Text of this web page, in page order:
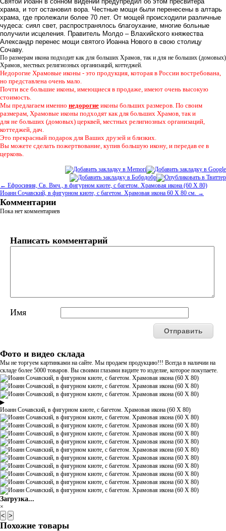
храма, и тот остановил вора. Честные мощи были перенесены в алтарь
храма, где пролежали более 70 лет. От мощей происходили различные
чудеса: сиял свет, распространялось благоухание, многие больные
получили исцеления. Правитель Молдо – Влахийского княжества
Александр перенес мощи святого Иоанна Нового в свою столицу
Сочаву.
По размерам икона подходит как для больших Храмов, так и для не больших (домовых)
Храмов, местных религиозных организаций, коттеджей.
Недорогие Храмовые иконы - это продукция, которая в России востребована,
но представлена очень мало.
Почти все большие иконы, имеющиеся в продаже, имеют очень высокую
стоимость.
Мы предлагаем именно недорогие иконы больших размеров. По своим
размерам, Храмовые иконы подходят как для больших Храмов, так и
для не больших (домовых) церквей, местных религиозных организаций,
коттеджей, дач.
Это прекрасный подарок для Ваших друзей и близких.
Вы можете сделать пожертвование, купив большую икону, и передав ее в
церковь.
← Ефросиния, Св. Вмч., в фигурном киоте, с багетом. Храмовая икона (60 Х 80)
Иоанн Сочавский, в фигурном киоте, с багетом. Храмовая икона 60 Х 80 см. →
Комментарии
Пока нет комментариев
Написать комментарий
Имя
Фото и видео склада
Мы не торгуем картинками на сайте. Мы продаем продукцию!!! Всегда в наличии на
складе более 5000 товаров. Вы своими глазами видите то изделие, которое покупаете.
▶
Иоанн Сочавский, в фигурном киоте, с багетом. Храмовая икона (60 Х 80)
Загрузка...
×
< >
Похожие товары